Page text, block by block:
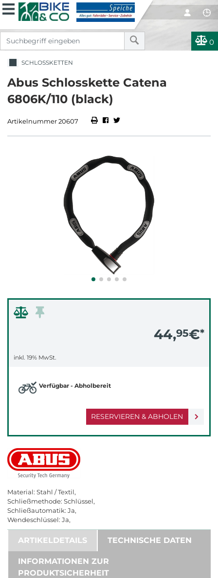
0
SCHLOSSKETTEN
Abus Schlosskette Catena
6806K/110 (black)
Artikelnummer 20607
44,95€*
inkl. 19% MwSt.
RESERVIEREN & ABHOLEN
Verfügbar - Abholbereit
Material: Stahl / Textil,
Schließmethode: Schlüssel,
Schließautomatik: Ja,
Wendeschlüssel: Ja,
ARTIKELDETAILS TECHNISCHE DATEN
INFORMATIONEN ZUR
PRODUKTSICHERHEIT